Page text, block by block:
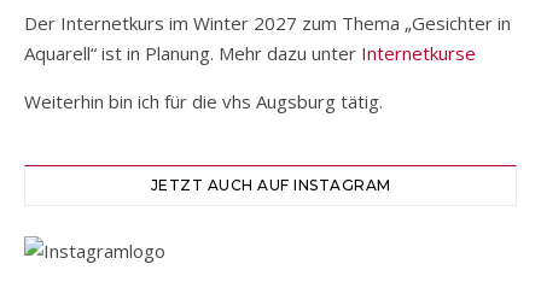
Der Internetkurs im Winter 2027 zum Thema „Gesichter in
Aquarell“ ist in Planung. Mehr dazu unter Internetkurse
Weiterhin bin ich für die vhs Augsburg tätig.
JETZT AUCH AUF INSTAGRAM